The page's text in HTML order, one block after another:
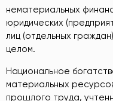
нематериальных
юридических
лиц (отдельных
целом.
Национальное
материальных
прошлого труда,